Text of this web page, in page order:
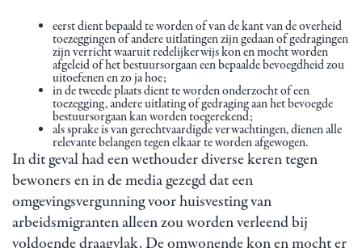
eerst dient bepaald te worden of van de kant van de overheid
toezeggingen of andere uitlatingen zijn gedaan of gedragingen
zijn verricht waaruit redelijkerwijs kon en mocht worden
afgeleid of het bestuursorgaan een bepaalde bevoegdheid zou
uitoefenen en zo ja hoe;
in de tweede plaats dient te worden onderzocht of een
toezegging, andere uitlating of gedraging aan het bevoegde
bestuursorgaan kan worden toegerekend;
als sprake is van gerechtvaardigde verwachtingen, dienen alle
relevante belangen tegen elkaar te worden afgewogen.
In dit geval had een wethouder diverse keren tegen
bewoners en in de media gezegd dat een
omgevingsvergunning voor huisvesting van
arbeidsmigranten alleen zou worden verleend bij
voldoende draagvlak. De omwonende kon en mocht er